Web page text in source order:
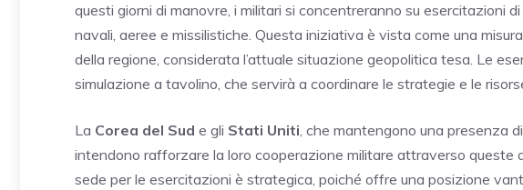
questi giorni di manovre, i militari si concentreranno su esercitazioni
navali, aeree e missilistiche. Questa iniziativa è vista come una
della regione, considerata l’attuale situazione geopolitica tesa. Le
simulazione a tavolino, che servirà a coordinare le strategie e le
La Corea del Sud e gli Stati Uniti, che mantengono una presenza
intendono rafforzare la loro cooperazione militare attraverso queste
sede per le esercitazioni è strategica, poiché offre una posizione